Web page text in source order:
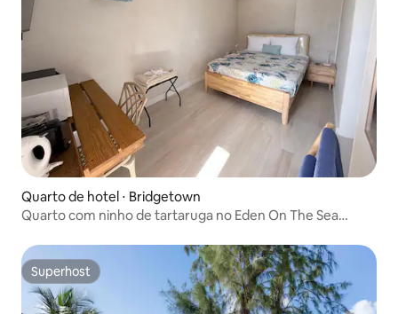
Quarto de hotel ⋅ Bridgetown
Quarto com ninho de tartaruga no Eden On The Sea
Superhost
Superhost